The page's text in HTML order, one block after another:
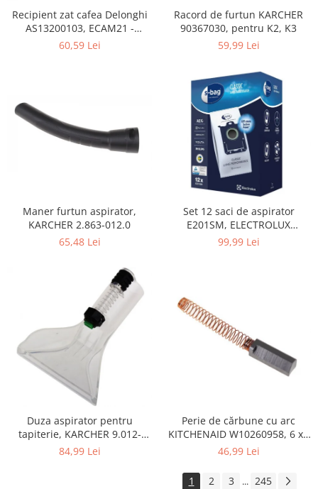
Playere, Boxe & Casti
Telescoape & Optica
Ambalaje cadouri
Cadouri
Curatenie si intretinere
Recipient zat cafea Delonghi
AS13200103, ECAM21 -
ECAM25
60,59 Lei
Racord de furtun KARCHER
90367030, pentru K2, K3
59,99 Lei
Maner furtun aspirator,
KARCHER 2.863-012.0
65,48 Lei
Set 12 saci de aspirator
E201SM, ELECTROLUX
9001684811, CLASSIC LONG
99,99 Lei
Duza aspirator pentru
tapiterie, KARCHER 9.012-
278.0, SE4001, SE4002, SE5100
84,99 Lei
Perie de cărbune cu arc
KITCHENAID W10260958, 6 x6
x 19 mm, pentru 5KSM15
46,99 Lei
1 2 3 ... 245